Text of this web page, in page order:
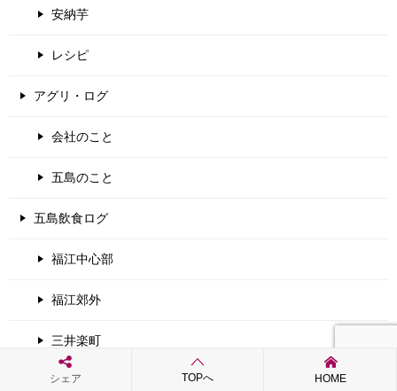
安納芋
レシピ
アグリ・ログ
会社のこと
五島のこと
五島飲食ログ
福江中心部
福江郊外
三井楽町
富江町
シェア TOPへ HOME